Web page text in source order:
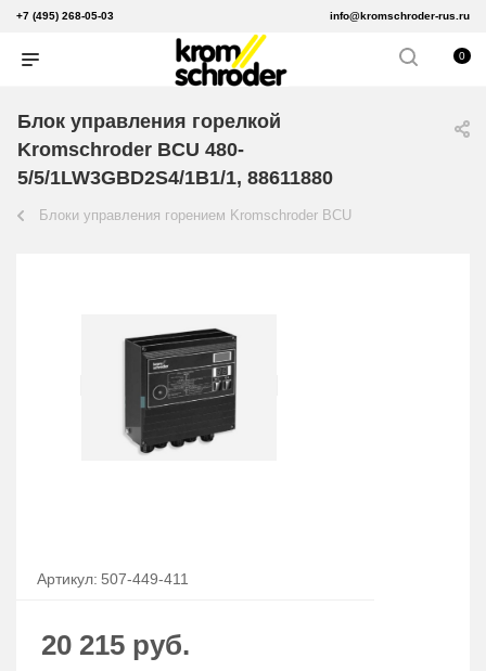
+7 (495) 268-05-03 info@kromschroder-rus.ru
0
Блок управления горелкой
Kromschroder BCU 480-
5/5/1LW3GBD2S4/1B1/1, 88611880
Блоки управления горением Kromschroder BCU
Артикул: 507-449-411
20 215 руб.